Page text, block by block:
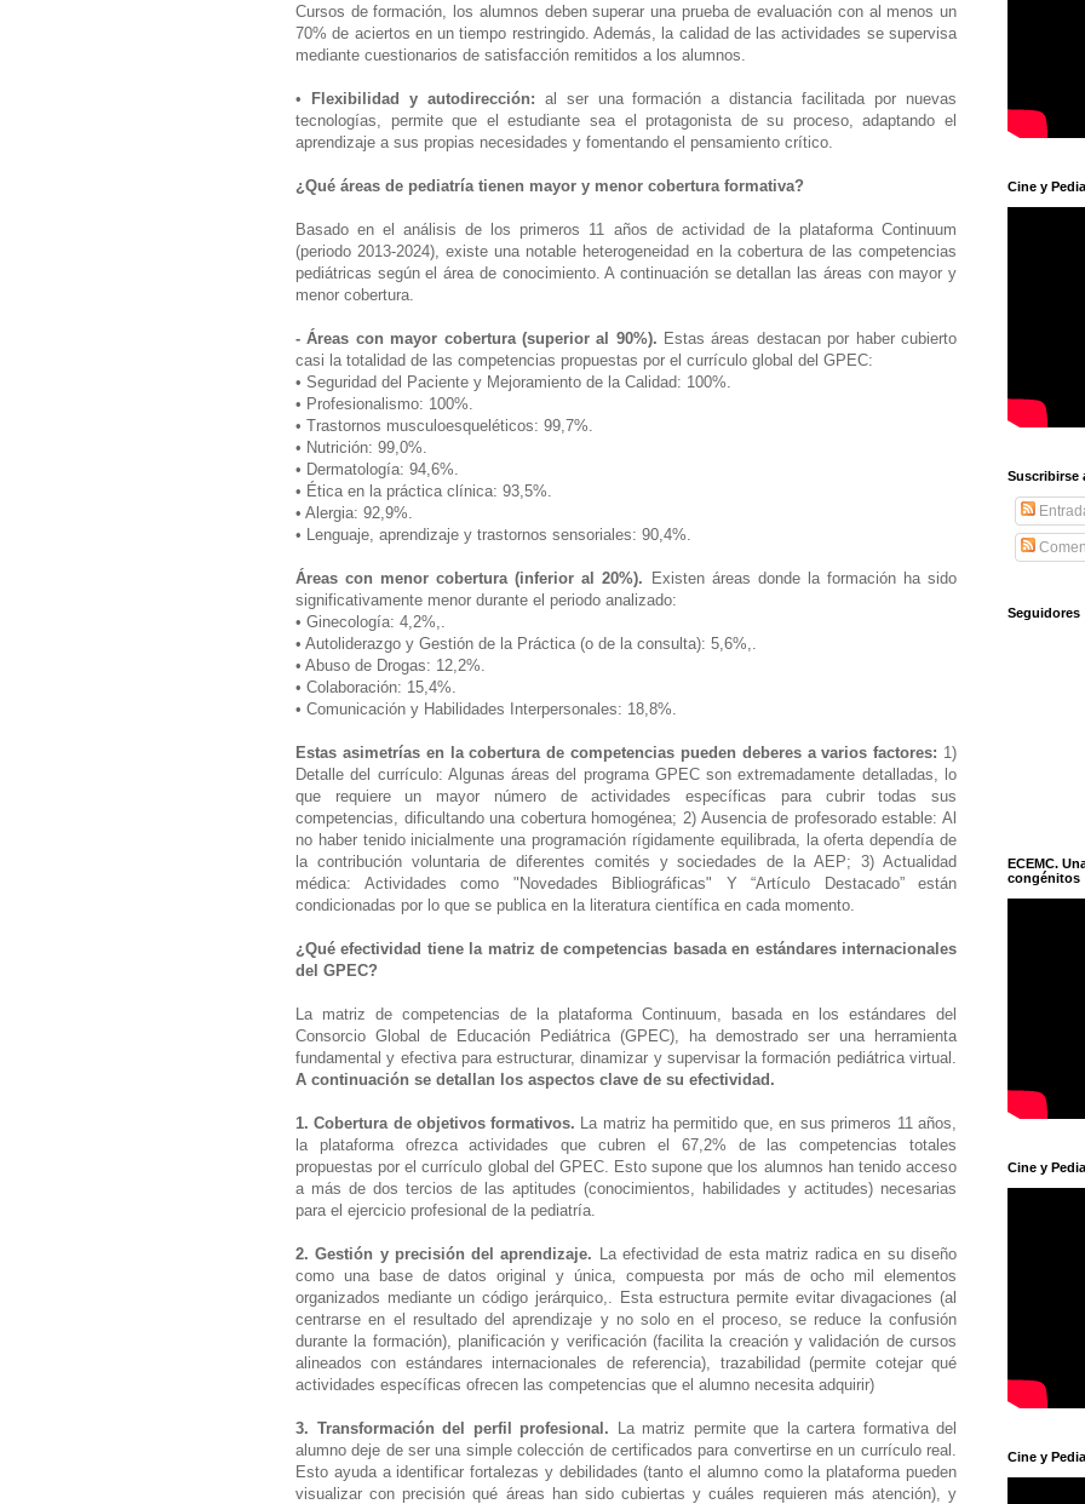
Cursos de formación, los alumnos deben superar una prueba de evaluación con al menos un
70% de aciertos en un tiempo restringido. Además, la calidad de las actividades se supervisa
mediante cuestionarios de satisfacción remitidos a los alumnos.
• Flexibilidad y autodirección: al ser una formación a distancia facilitada por nuevas
tecnologías, permite que el estudiante sea el protagonista de su proceso, adaptando el
aprendizaje a sus propias necesidades y fomentando el pensamiento crítico.
¿Qué áreas de pediatría tienen mayor y menor cobertura formativa?
Basado en el análisis de los primeros 11 años de actividad de la plataforma Continuum
(periodo 2013-2024), existe una notable heterogeneidad en la cobertura de las competencias
pediátricas según el área de conocimiento. A continuación se detallan las áreas con mayor y
menor cobertura.
- Áreas con mayor cobertura (superior al 90%). Estas áreas destacan por haber cubierto
casi la totalidad de las competencias propuestas por el currículo global del GPEC:
• Seguridad del Paciente y Mejoramiento de la Calidad: 100%.
• Profesionalismo: 100%.
• Trastornos musculoesqueléticos: 99,7%.
• Nutrición: 99,0%.
• Dermatología: 94,6%.
• Ética en la práctica clínica: 93,5%.
• Alergia: 92,9%.
• Lenguaje, aprendizaje y trastornos sensoriales: 90,4%.
Áreas con menor cobertura (inferior al 20%). Existen áreas donde la formación ha sido
significativamente menor durante el periodo analizado:
• Ginecología: 4,2%,.
• Autoliderazgo y Gestión de la Práctica (o de la consulta): 5,6%,.
• Abuso de Drogas: 12,2%.
• Colaboración: 15,4%.
• Comunicación y Habilidades Interpersonales: 18,8%.
Estas asimetrías en la cobertura de competencias pueden deberes a varios factores: 1)
Detalle del currículo: Algunas áreas del programa GPEC son extremadamente detalladas, lo
que requiere un mayor número de actividades específicas para cubrir todas sus
competencias, dificultando una cobertura homogénea; 2) Ausencia de profesorado estable: Al
no haber tenido inicialmente una programación rígidamente equilibrada, la oferta dependía de
la contribución voluntaria de diferentes comités y sociedades de la AEP; 3) Actualidad
médica: Actividades como "Novedades Bibliográficas" Y “Artículo Destacado” están
condicionadas por lo que se publica en la literatura científica en cada momento.
¿Qué efectividad tiene la matriz de competencias basada en estándares internacionales
del GPEC?
La matriz de competencias de la plataforma Continuum, basada en los estándares del
Consorcio Global de Educación Pediátrica (GPEC), ha demostrado ser una herramienta
fundamental y efectiva para estructurar, dinamizar y supervisar la formación pediátrica virtual.
A continuación se detallan los aspectos clave de su efectividad.
1. Cobertura de objetivos formativos. La matriz ha permitido que, en sus primeros 11 años,
la plataforma ofrezca actividades que cubren el 67,2% de las competencias totales
propuestas por el currículo global del GPEC. Esto supone que los alumnos han tenido acceso
a más de dos tercios de las aptitudes (conocimientos, habilidades y actitudes) necesarias
para el ejercicio profesional de la pediatría.
2. Gestión y precisión del aprendizaje. La efectividad de esta matriz radica en su diseño
como una base de datos original y única, compuesta por más de ocho mil elementos
organizados mediante un código jerárquico,. Esta estructura permite evitar divagaciones (al
centrarse en el resultado del aprendizaje y no solo en el proceso, se reduce la confusión
durante la formación), planificación y verificación (facilita la creación y validación de cursos
alineados con estándares internacionales de referencia), trazabilidad (permite cotejar qué
actividades específicas ofrecen las competencias que el alumno necesita adquirir)
3. Transformación del perfil profesional. La matriz permite que la cartera formativa del
alumno deje de ser una simple colección de certificados para convertirse en un currículo real.
Esto ayuda a identificar fortalezas y debilidades (tanto el alumno como la plataforma pueden
visualizar con precisión qué áreas han sido cubiertas y cuáles requieren más atención), y
Cine y
Suscribirse
Seguidores
ECEMC.
congénitos
Cine y
Cine y